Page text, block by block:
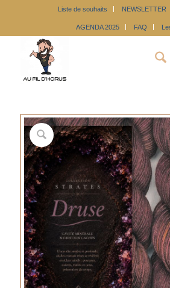
Liste de souhaits NEWSLETTER
AGENDA 2025 FAQ